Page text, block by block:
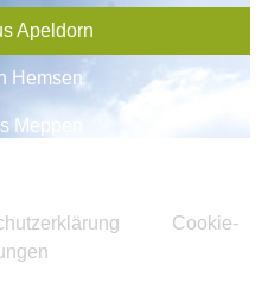
Apeldorn
Hemsen
Meppen
Cookie-